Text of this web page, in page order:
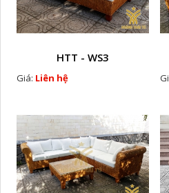
HTT - WS3
Giá: Liên hệ